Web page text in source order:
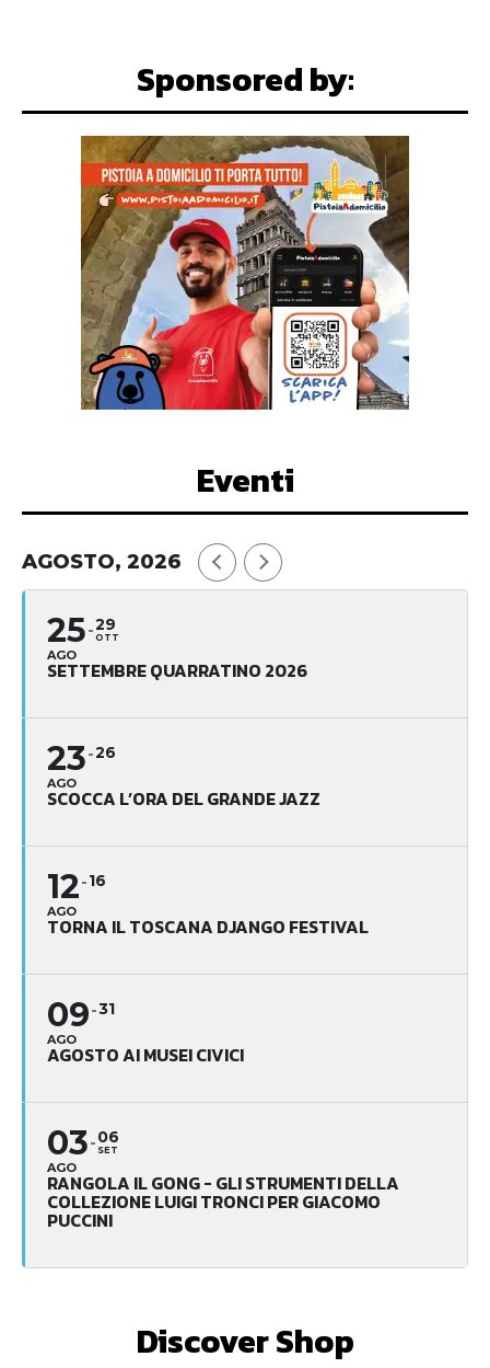
Sponsored by:
Eventi
AGOSTO, 2026
25
AGO
29
OTT
SETTEMBRE QUARRATINO 2026
23
AGO
26
SCOCCA L’ORA DEL GRANDE JAZZ
12
AGO
16
TORNA IL TOSCANA DJANGO FESTIVAL
09
AGO
31
AGOSTO AI MUSEI CIVICI
03
AGO
06
SET
RANGOLA IL GONG - GLI STRUMENTI DELLA
COLLEZIONE LUIGI TRONCI PER GIACOMO
PUCCINI
Discover Shop